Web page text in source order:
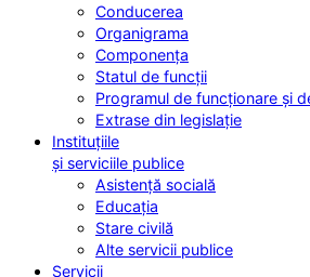
Conducerea
Organigrama
Componența
Statul de funcții
Programul de funcționare și
Extrase din legislație
Instituțiile
și serviciile publice
Asistență socială
Educația
Stare civilă
Alte servicii publice
Servicii